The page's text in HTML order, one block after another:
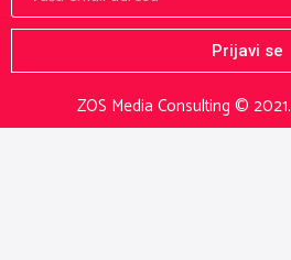
ZOS Media Consulting © 2021.
Prijavi se